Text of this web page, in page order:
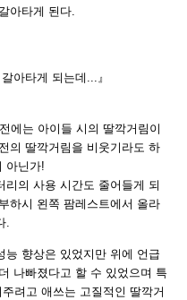
아타게 된다.
아타게 되는데...』
에는 아이들 시의 딸깍거림이
의 딸깍거림을 비웃기라도 하
아닌가!
리의 사용 시간도 줄어들게 되
하시 왼쪽 팜레스트에서 올라
.
능 향상은 있었지만 위에 언급
나빠졌다고 할 수 있었으며 특
려고 애쓰는 고질적인 딸깍거